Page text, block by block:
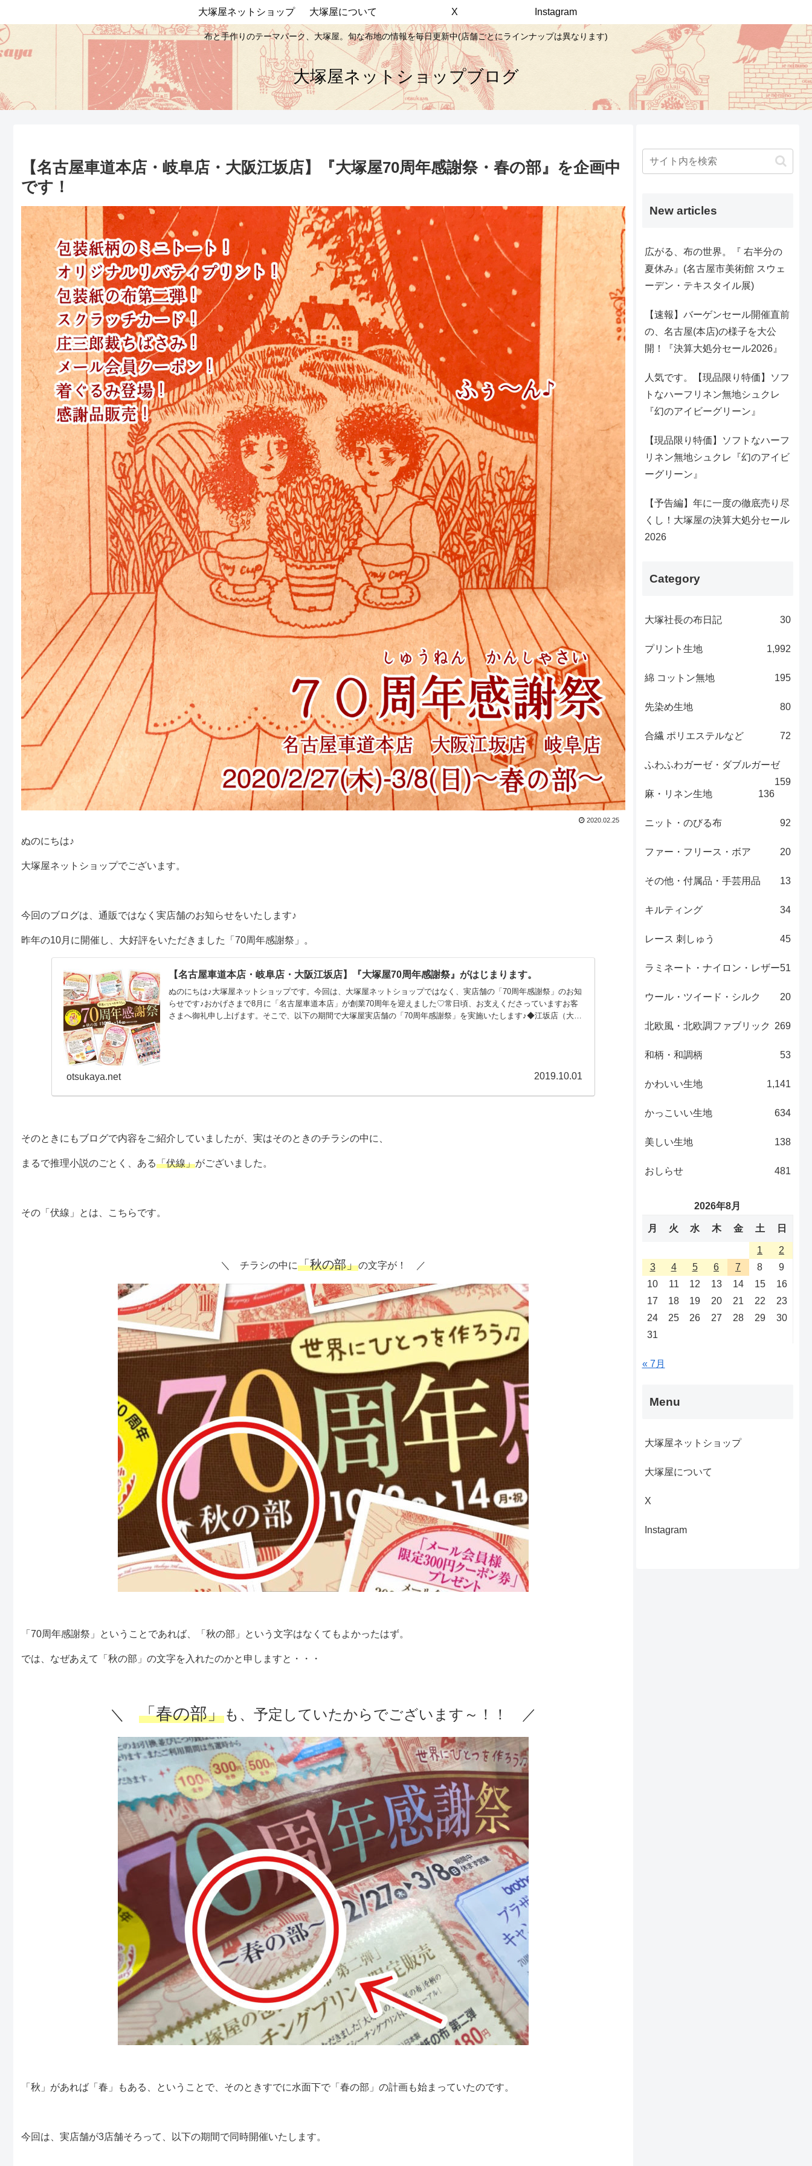
布と手作りのテーマパーク、大塚屋。旬な布地の情報を毎日更新中(店舗ごとにラインナップは異なります)
大塚屋ネットショップブログ
大塚屋ネットショップ 大塚屋について X Instagram
【名古屋車道本店・岐阜店・大阪江坂店】『大塚屋70周年感謝祭・春の部』を企画中
です！
2020.02.25
ぬのにちは♪
大塚屋ネットショップでございます。
今回のブログは、通販ではなく実店舗のお知らせをいたします♪
昨年の10月に開催し、大好評をいただきました「70周年感謝祭」。
【名古屋車道本店・岐阜店・大阪江坂店】『大塚屋70周年感謝祭』がはじまります。
ぬのにちは♪大塚屋ネットショップです。今回は、大塚屋ネットショップではなく、実店舗の「70周年感謝祭」のお知
らせです♪おかげさまで8月に「名古屋車道本店」が創業70周年を迎えました♡常日頃、お支えくださっていますお客
さまへ御礼申し上げます。そこで、以下の期間で大塚屋実店舗の「70周年感謝祭」を実施いたします♪◆江坂店（大
otsukaya.net 2019.10.01
そのときにもブログで内容をご紹介していましたが、実はそのときのチラシの中に、
まるで推理小説のごとく、ある「伏線」がございました。
その「伏線」とは、こちらです。
＼ チラシの中に「秋の部」の文字が！ ／
「70周年感謝祭」ということであれば、「秋の部」という文字はなくてもよかったはず。
では、なぜあえて「秋の部」の文字を入れたのかと申しますと・・・
＼ 「春の部」も、予定していたからでございます～！！ ／
「秋」があれば「春」もある、ということで、そのときすでに水面下で「春の部」の計画も始まっていたのです。
今回は、実店舗が3店舗そろって、以下の期間で同時開催いたします。
New articles
広がる、布の世界。『 右半分の
夏休み』(名古屋市美術館 スウェ
ーデン・テキスタイル展)
【速報】バーゲンセール開催直前
の、名古屋(本店)の様子を大公
開！『決算大処分セール2026』
人気です。【現品限り特価】ソフ
トなハーフリネン無地シュクレ
『幻のアイビーグリーン』
【現品限り特価】ソフトなハーフ
リネン無地シュクレ『幻のアイビ
ーグリーン』
【予告編】年に一度の徹底売り尽
くし！大塚屋の決算大処分セール
2026
Category
大塚社長の布日記 30
プリント生地 1,992
綿 コットン無地 195
先染め生地 80
合繊 ポリエステルなど 72
ふわふわガーゼ・ダブルガーゼ
159
麻・リネン生地
136
ニット・のびる布 92
ファー・フリース・ボア 20
その他・付属品・手芸用品 13
キルティング 34
レース 刺しゅう 45
ラミネート・ナイロン・レザー51
ウール・ツイード・シルク 20
北欧風・北欧調ファブリック 269
和柄・和調柄 53
かわいい生地 1,141
かっこいい生地 634
美しい生地 138
おしらせ 481
2026年8月
月 火 水 木 金 土 日
1
2
3
4 5 6 7 8
9
10
11 12 13 14 15
16
17
18 19 20 21 22
23
24
25 26 27 28 29
30
31
« 7月
Menu
大塚屋ネットショップ
大塚屋について
X
Instagram